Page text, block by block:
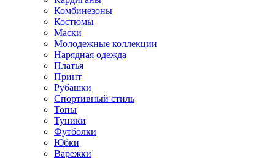
Комбинезоны
Костюмы
Маски
Молодежные коллекции
Нарядная одежда
Платья
Принт
Рубашки
Спортивный стиль
Топы
Туники
Футболки
Юбки
Варежки